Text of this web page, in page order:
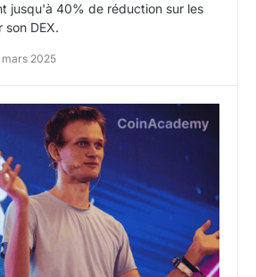
jusqu'à 40% de réduction sur les
DEX.
mars 2025
injecte 120 millions de